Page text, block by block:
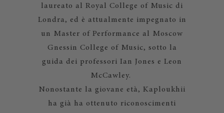
laureato al Royal College of Music di
Londra, ed è attualmente impegnato in
un Master of Performance al Moscow
Gnessin College of Music, sotto la
guida dei professori Ian Jones e Leon
McCawley.
Nonostante la giovane età, Kaploukhii
ha già ha ottenuto riconoscimenti